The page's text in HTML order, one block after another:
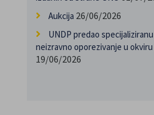
Aukcija 26/06/2026
UNDP predao
neizravno oporezivanje u
19/06/2026